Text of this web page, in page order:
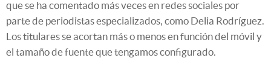
que se ha comentado más veces en redes sociales por
parte de periodistas especializados, como Delia Rodríguez.
Los titulares se acortan más o menos en función del móvil y
el tamaño de fuente que tengamos configurado.